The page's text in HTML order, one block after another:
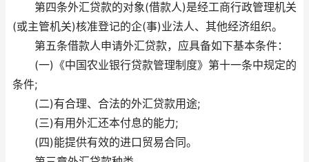
第四条外汇贷款的对象(借款人)是经工商行政管理机关
(或主管机关)核准登记的企(事)业法人、其他经济组织。
第五条借款人申请外汇贷款，应具备如下基本条件：
(一)《中国农业银行贷款管理制度》第十一条中规定的
条件;
(二)有合理、合法的外汇贷款用途;
(三)有用外汇还本付息的能力;
(四)能提供有效的进口贸易合同。